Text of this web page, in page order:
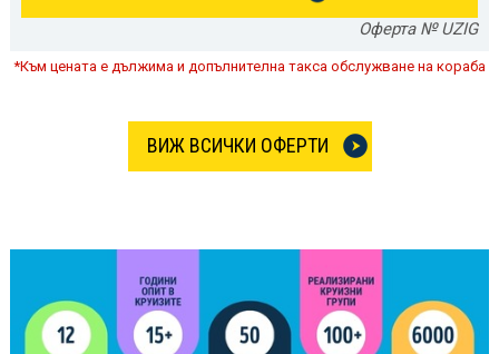
Оферта № UZIG
*Към цената е дължима и допълнителна такса обслужване на кораба
ВИЖ ВСИЧКИ ОФЕРТИ